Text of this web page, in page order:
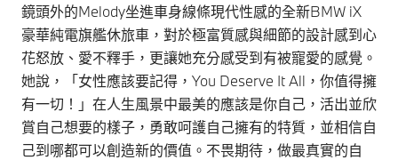
鏡頭外的Melody坐進車身線條現代性感的全新BMW iX
豪華純電旗艦休旅車，對於極富質感與細節的設計感到心
花怒放、愛不釋手，更讓她充分感受到有被寵愛的感覺。
她說，「女性應該要記得，You Deserve It All，你值得擁
有一切！」在人生風景中最美的應該是你自己，活出並欣
賞自己想要的樣子，勇敢呵護自己擁有的特質，並相信自
己到哪都可以創造新的價值。不畏期待，做最真實的自